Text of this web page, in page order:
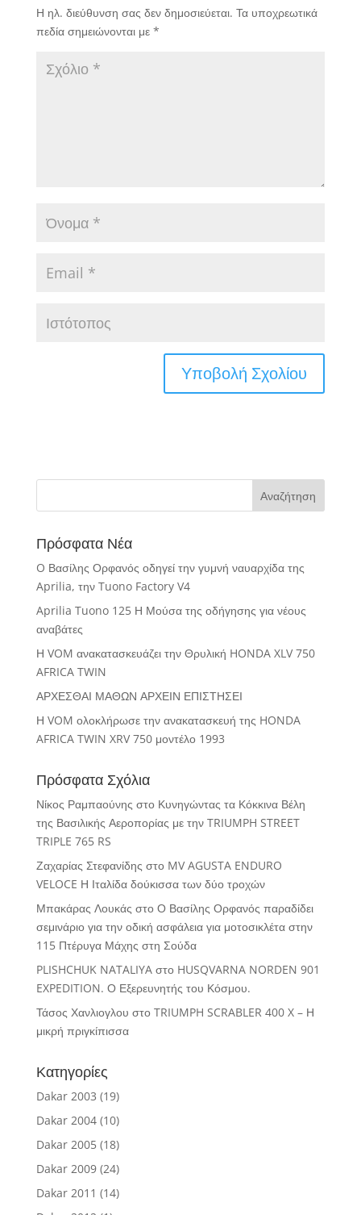
Η ηλ. διεύθυνση σας δεν δημοσιεύεται. Τα υποχρεωτικά
πεδία σημειώνονται με *
Πρόσφατα Νέα
O Βασίλης Ορφανός οδηγεί την γυμνή ναυαρχίδα της
Aprilia, την Tuono Factory V4
Aprilia Tuono 125 Η Μούσα της οδήγησης για νέους
αναβάτες
Η VOM ανακατασκευάζει την Θρυλική HONDA XLV 750
AFRICA TWIN
ΑΡΧΕΣΘΑΙ ΜΑΘΩΝ ΑΡΧΕΙΝ ΕΠΙΣΤΗΣΕΙ
Η VOM ολοκλήρωσε την ανακατασκευή της HONDA
AFRICA TWIN XRV 750 μοντέλο 1993
Πρόσφατα Σχόλια
Νίκος Ραμπαούνης στο Κυνηγώντας τα Κόκκινα Βέλη
της Βασιλικής Αεροπορίας με την TRIUMPH STREET
TRIPLE 765 RS
Ζαχαρίας Στεφανίδης στο MV AGUSTA ENDURO
VELOCE Η Ιταλίδα δούκισσα των δύο τροχών
Μπακάρας Λουκάς στο Ο Βασίλης Ορφανός παραδίδει
σεμινάριο για την οδική ασφάλεια για μοτοσικλέτα στην
115 Πτέρυγα Μάχης στη Σούδα
PLISHCHUK NATALIYAστο HUSQVARNA NORDEN 901
EXPEDITION. Ο Εξερευνητής του Κόσμου.
Τάσος Χανλιογλου στο TRIUMPH SCRABLER 400 X – Η
μικρή πριγκίπισσα
Κατηγορίες
Dakar 2003 (19)
Dakar 2004(10)
Dakar 2005(18)
Dakar 2009(24)
Dakar 2011 (14)